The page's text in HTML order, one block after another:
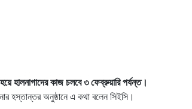
হালনাগাদের কাজ চলবে ৩ ফেব্রুয়ারি পর্যন্ত।
হস্তান্তর অনুষ্ঠানে এ কথা বলেন সিইসি।